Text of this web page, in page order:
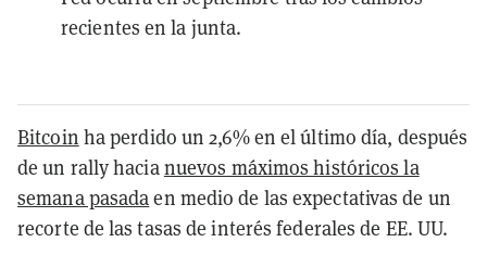
recientes en la junta.
Bitcoin ha perdido un 2,6% en el último día, después
de un rally hacianuevos máximos históricos la
semana pasadaen medio de las expectativas de un
recorte de las tasas de interés federales de EE. UU.